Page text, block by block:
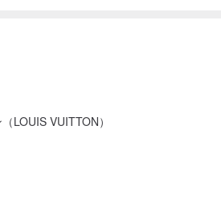
LOUIS VUITTON）